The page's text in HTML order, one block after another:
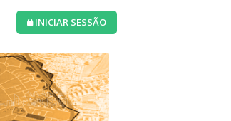
INICIAR SESSÃO